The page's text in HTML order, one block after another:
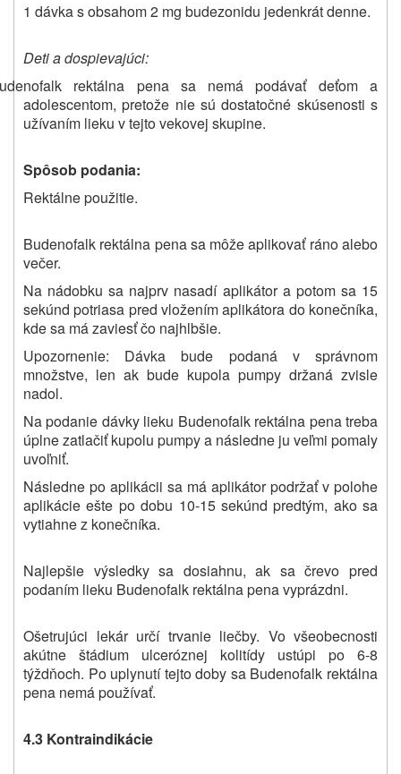
1 dávka s obsahom 2 mg budezonidu jedenkrát denne.
Deti adospievajúci:
rektálna pena sa nemá podávať deťom a
adolescentom, pretože nie sú dostatočné skúsenosti s
užívaním lieku v tejto vekovej skupine.
Spôsob podania:
Rektálne použitie.
Budenofalk rektálna pena sa môže aplikovať ráno alebo
večer.
Na nádobku sa najprv nasadí aplikátor a potom sa 15
sekúnd potriasa pred vložením aplikátora do konečníka,
kde sa má zaviesť čo najhlbšie.
Upozornenie: Dávka bude podaná v správnom
množstve, len ak bude kupola pumpy držaná zvisle
nadol.
Na podanie dávky lieku Budenofalk rektálna pena treba
úplne zatlačiť kupolu pumpy a následne ju veľmi pomaly
uvoľniť.
Následne po aplikácii sa má aplikátor podržať v polohe
aplikácie ešte po dobu 10-15 sekúnd predtým, ako sa
vytiahne z konečníka.
Najlepšie výsledky sa dosiahnu, ak sa črevo pred
podaním lieku Budenofalk rektálna pena vyprázdni.
Ošetrujúci lekár určí trvanie liečby. Vo všeobecnosti
akútne štádium ulceróznej kolitídy ustúpi po 6-8
týždňoch. Po uplynutí tejto doby sa Budenofalk rektálna
pena nemá používať.
4.3 Kontraindikácie